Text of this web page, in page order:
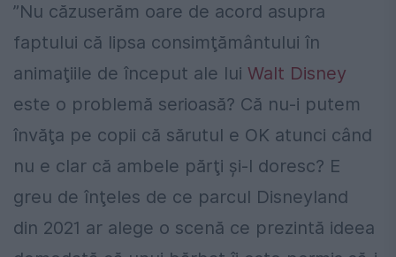
”Nu căzuserăm oare de acord asupra
faptului că lipsa consimţământului în
animaţiile de început ale lui Walt Disney
este o problemă serioasă? Că nu-i putem
învăţa pe copii că sărutul e OK atunci când
nu e clar că ambele părţi şi-l doresc? E
greu de înţeles de ce parcul Disneyland
din 2021 ar alege o scenă ce prezintă ideea